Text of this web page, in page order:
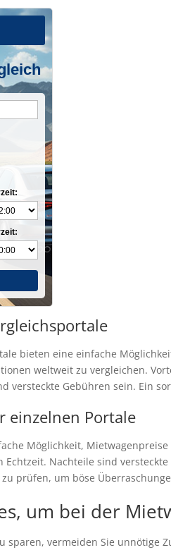
bieten eine einfache
weltweit zu vergleichen.
versteckte Gebühren sein. Ein
einzelnen Portale
Möglichkeit,
Nachteile sind
prüfen, um böse
um bei der
sparen, vermeiden Sie unnötige